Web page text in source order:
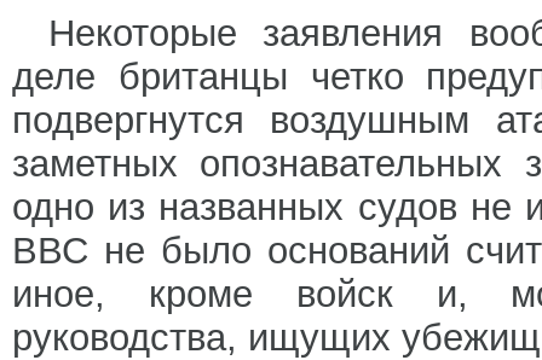
Некоторые заявления
деле британцы четко
подвергнутся воздушным
заметных опознавательных
одно из названных судов не
ВВС не было оснований
иное, кроме войск и,
руководства, ищущих